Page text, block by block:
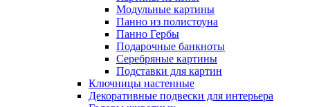
Модульные картины
Панно из полистоуна
Панно Гербы
Подарочные банкноты
Серебряные картины
Подставки для картин
Ключницы настенные
Декоративные подвески для интерьера